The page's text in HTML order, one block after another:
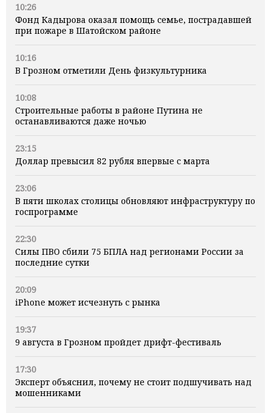
10:26
Фонд Кадырова оказал помощь семье, пострадавшей
при пожаре в Шатойском районе
10:16
В Грозном отметили День физкультурника
10:08
Строительные работы в районе Путина не
останавливаются даже ночью
23:15
Доллар превысил 82 рубля впервые с марта
23:06
В пяти школах столицы обновляют инфраструктуру по
госпрограмме
22:30
Силы ПВО сбили 75 БПЛА над регионами России за
последние сутки
20:09
iPhone может исчезнуть с рынка
19:37
9 августа в Грозном пройдет дрифт-фестиваль
17:30
Эксперт объяснил, почему не стоит подшучивать над
мошенниками